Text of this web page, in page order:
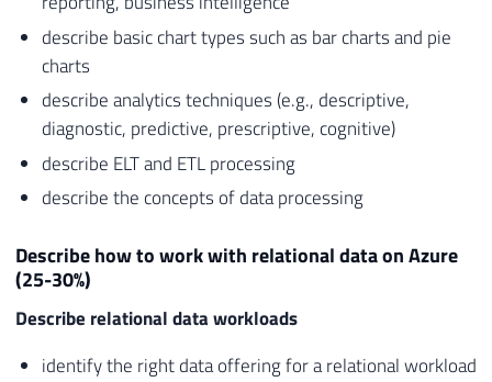
describe basic chart types such as bar charts and pie
charts
describe analytics techniques (e.g., descriptive,
diagnostic, predictive, prescriptive, cognitive)
describe ELT and ETL processing
describe the concepts of data processing
Describe how to work with relational data on Azure
(25-30%)
Describe relational data workloads
identify the right data offering for a relational workload